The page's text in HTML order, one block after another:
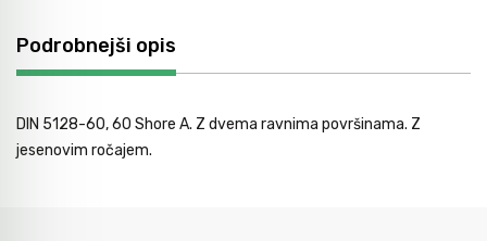
Podrobnejši opis
DIN 5128-60, 60 Shore A. Z dvema ravnima površinama. Z
jesenovim ročajem.